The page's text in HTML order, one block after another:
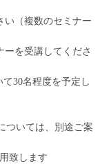
（複数のセミナー
を受講してくださ
30名程度を予定し
ついては、別途ご案
致します